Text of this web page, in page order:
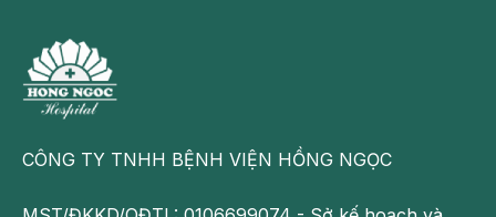
thích
Phần lớn các trường hợp bị hội chứng ruột kích thích
không có khả năng điều trị khỏi hoàn toàn. Việc điều trị
theo triệu chứng thường có hiệu quả làm giảm sự khó
chịu cho người bệnh. Tuy không làm dứt hẳn mọi triệu
CÔNG TY TNHH BỆNH VIỆN HỒNG NGỌC